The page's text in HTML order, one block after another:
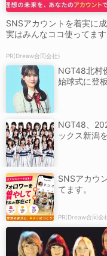
SNSアカウントを着実に成
実はみんなココ使ってます
PR(Dreaw合同会社)
NGT48北村
始球式に登
NGT48、
ックス新潟
SNSアカウ
てます。
PR(Dreaw合同会